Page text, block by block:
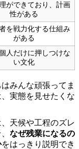
ができており、計画
性がある
を戦力化する仕組み
がある
人だけに押しつけな
い文化
みんな頑張ってま
実態を見せたくな
天候や工程のズレ
なぜ残業になるの
をはっきり説明でき